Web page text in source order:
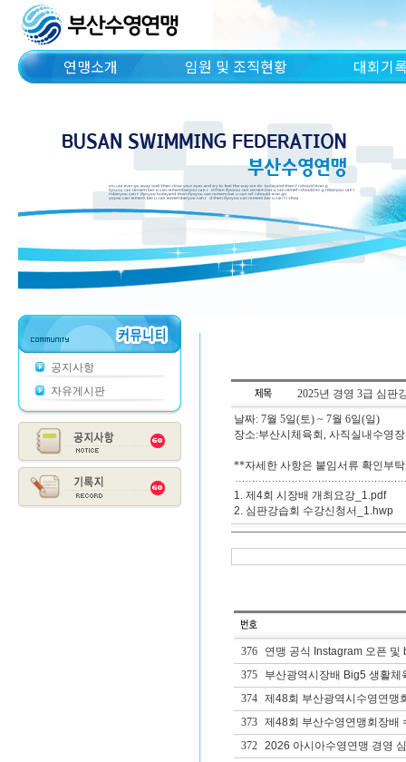
연맹소개 임원 및 조직현황 대회기
공지사항
자유게시판
2025년 경영 3급 심판
날짜: 7월 5일(토) ~ 7월 6일(일)
장소:부산시체육회, 사직실내수영장
**자세한 사항은 붙임서류 확인부
1. 제4회 시장배 개최요강_1.pdf
2. 심판강습회 수강신청서_1.hwp
376
연맹 공식 Instagram 오픈 및
375
부산광역시장배 Big5 생활체
374
제48회 부산광역시수영연맹
373
제48회 부산수영연맹회장배
372
2026 아시아수영연맹 경영